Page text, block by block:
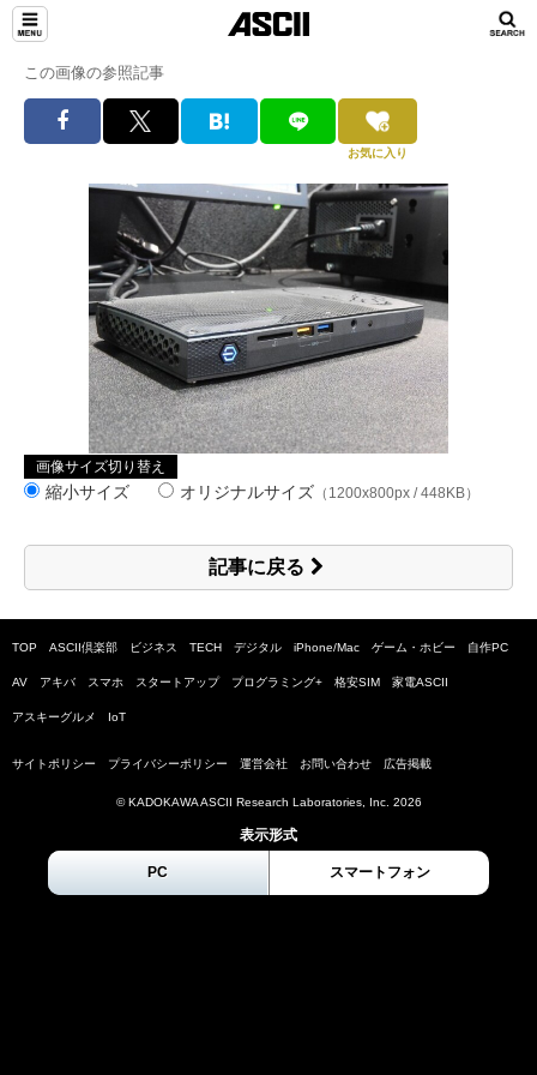
この画像の参照記事
お気に入り
画像サイズ切り替え
縮小サイズ オリジナルサイズ （1200x800px / 448KB）
記事に戻る
TOP ASCII倶楽部 ビジネス TECH デジタル iPhone/Mac ゲーム・ホビー 自作PC
AV アキバ スマホ スタートアップ プログラミング+ 格安SIM 家電ASCII
アスキーグルメ IoT
サイトポリシー プライバシーポリシー 運営会社 お問い合わせ 広告掲載
© KADOKAWA ASCII Research Laboratories, Inc. 2026
表示形式
PC スマートフォン